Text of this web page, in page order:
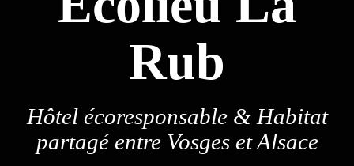
Rub
Hôtel écoresponsable & Habitat
partagé entre Vosges et Alsace